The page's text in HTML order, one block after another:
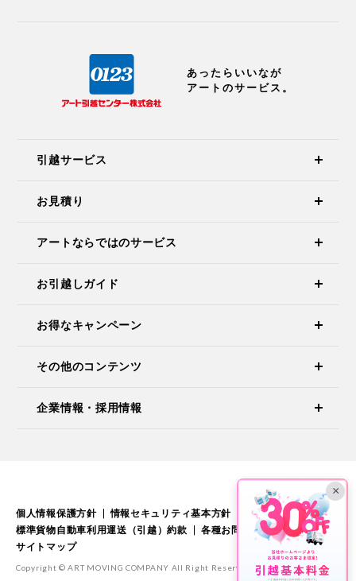
×
あったらいいなが
アートのサービス。
引越サービス
お見積り
アートならではのサービス
お引越しガイド
お得なキャンペーン
その他のコンテンツ
企業情報・採用情報
個人情報保護方針 情報セキュリティ基本方針
標準引越運送約款
標準貨物自動車利用運送（引越）約款
各種お問い合わせ
サイトマップ
Copyright © ART MOVING COMPANY All Right Reserved.